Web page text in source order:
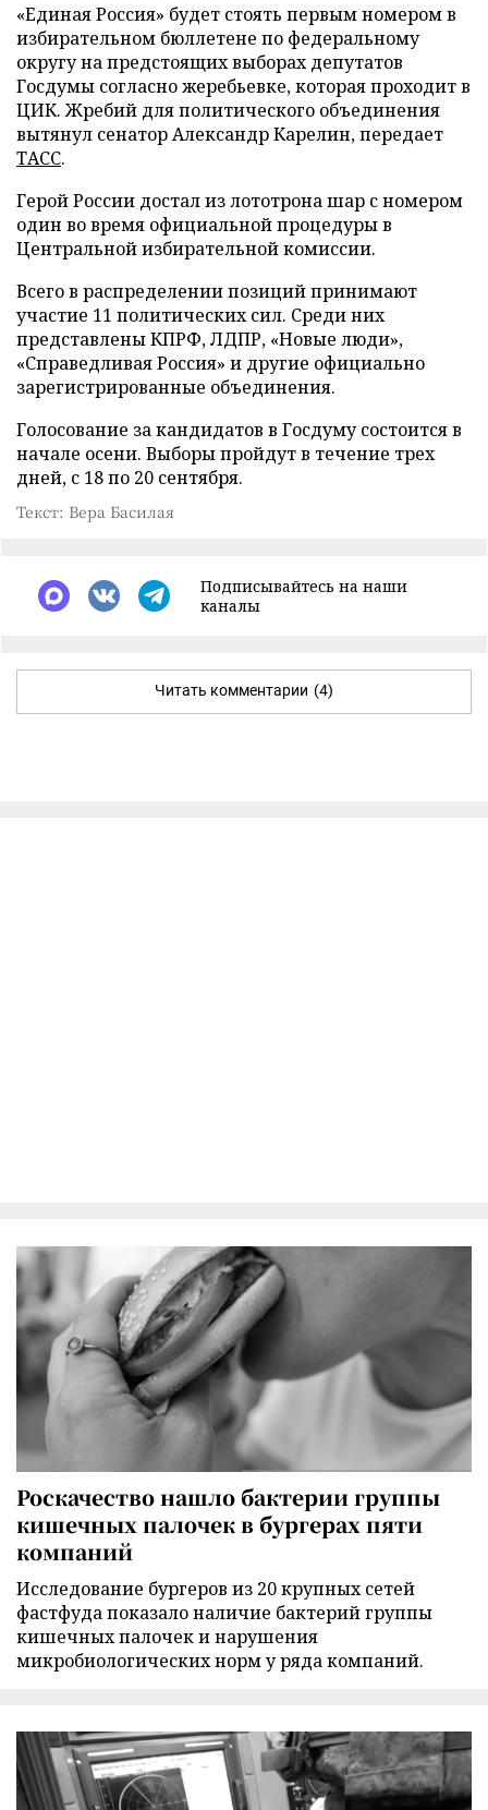
«Единая Россия» будет стоять первым номером в
избирательном бюллетене по федеральному
округу на предстоящих выборах депутатов
Госдумы согласно жеребьевке, которая проходит в
ЦИК. Жребий для политического объединения
вытянул сенатор Александр Карелин, передает
ТАСС.
Герой России достал из лототрона шар с номером
один во время официальной процедуры в
Центральной избирательной комиссии.
Всего в распределении позиций принимают
участие 11 политических сил. Среди них
представлены КПРФ, ЛДПР, «Новые люди»,
«Справедливая Россия» и другие официально
зарегистрированные объединения.
Голосование за кандидатов в Госдуму состоится в
начале осени. Выборы пройдут в течение трех
дней, с 18 по 20 сентября.
Текст: Вера Басилая
Подписывайтесь на наши
каналы
Читать комментарии (4)
Роскачество нашло бактерии группы
кишечных палочек в бургерах пяти
компаний
Исследование бургеров из 20 крупных сетей
фастфуда показало наличие бактерий группы
кишечных палочек и нарушения
микробиологических норм у ряда компаний.